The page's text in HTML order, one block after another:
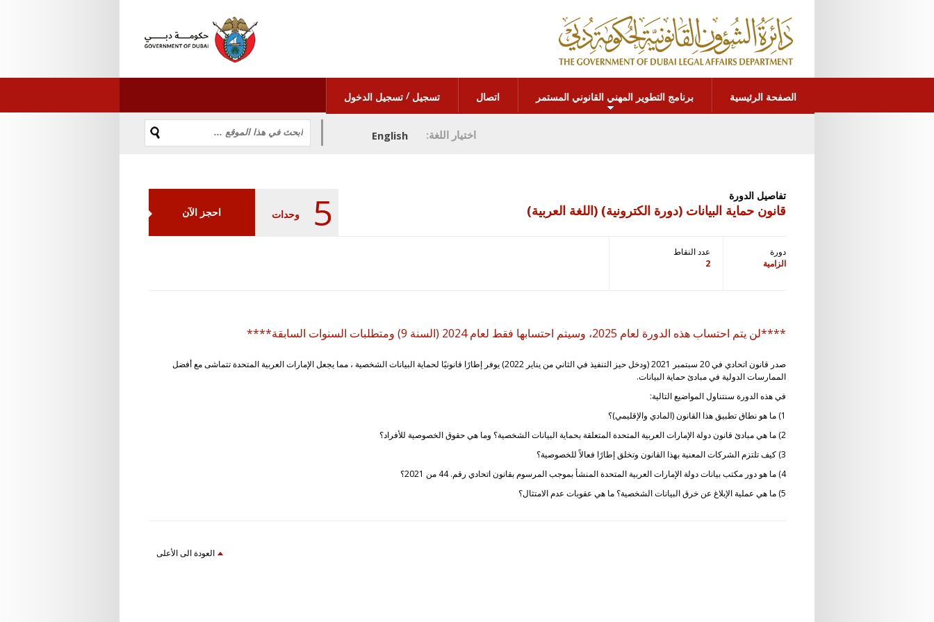
الصفحة الرئيسية برنامج التطوير المهني القانوني المستمر اتصال تسجيل / تسجيل الدخول
اختيار اللغة: English
تفاصيل الدورة
قانون حماية البيانات (دورة الكترونية) (اللغة العربية) 5 وحدات احجز الآن
دورة
الزامية
عدد النقاط
2
****لن يتم احتساب هذه الدورة لعام 2025، وسيتم احتسابها فقط لعام 2024 (السنة 9) ومتطلبات السنوات السابقة****
صدر قانون اتحادي في 20 سبتمبر 2021 (ودخل حيز التنفيذ في الثاني من يناير 2022) يوفر إطارًا قانونيًا لحماية البيانات الشخصية ، مما يجعل الإمارات العربية المتحدة تتماشى مع أفضل
الممارسات الدولية في مبادئ حماية البيانات.
في هذه الدورة سنتناول المواضيع التالية:
1) ما هو نطاق تطبيق هذا القانون (المادي والإقليمي)؟
2) ما هي مبادئ قانون دولة الإمارات العربية المتحدة المتعلقة بحماية البيانات الشخصية؟ وما هي حقوق الخصوصية للأفراد؟
3) كيف تلتزم الشركات المعنية بهذا القانون وتخلق إطارًا فعالاً للخصوصية؟
4) ما هو دور مكتب بيانات دولة الإمارات العربية المتحدة المنشأ بموجب المرسوم بقانون اتحادي رقم. 44 من 2021؟
5) ما هي عملية الإبلاغ عن خرق البيانات الشخصية؟ ما هي عقوبات عدم الامتثال؟
العودة الى الأعلى